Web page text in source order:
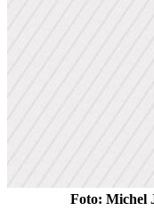
Foto: Michel